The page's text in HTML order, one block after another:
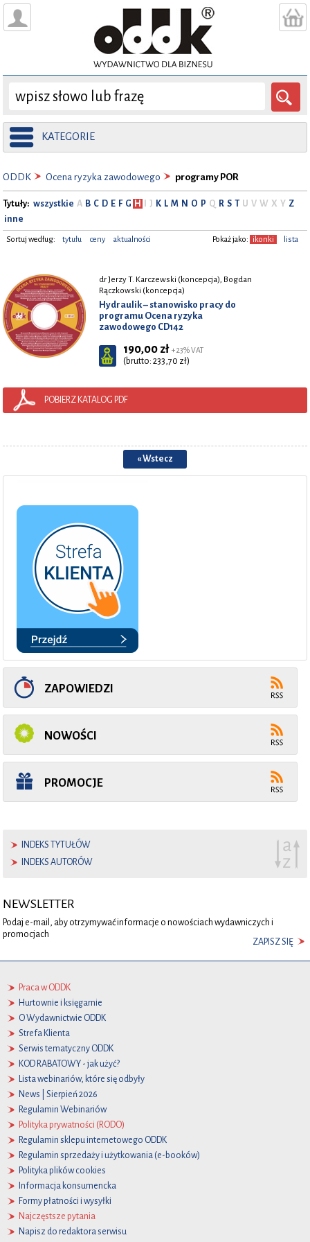
KATEGORIE
ODDK Ocena ryzyka zawodowego programy POR
Tytuły: wszystkie A B C D E F G H J K L M N O P Q R S T U V W X Y Z
inne
Sortuj według: tytułu ceny aktualności Pokaż jako: ikonki lista
dr Jerzy T. Karczewski (koncepcja), Bogdan
Rączkowski (koncepcja)
Hydraulik – stanowisko pracy do
programu Ocena ryzyka
zawodowego CD142
190,00 zł + 23% VAT
(brutto: 233,70 zł)
POBIERZ KATALOG PDF
« Wstecz
ZAPOWIEDZI
NOWOŚCI
PROMOCJE
INDEKS TYTUŁÓW
INDEKS AUTORÓW
NEWSLETTER
Podaj e-mail, aby otrzymywać informacje o nowościach wydawniczych i
promocjach
ZAPISZ SIĘ
Praca w ODDK
Hurtownie i księgarnie
O Wydawnictwie ODDK
Strefa Klienta
Serwis tematyczny ODDK
KOD RABATOWY - jak użyć?
Lista webinariów, które się odbyły
News | Sierpień 2026
Regulamin Webinariów
Polityka prywatności (RODO)
Regulamin sklepu internetowego ODDK
Regulamin sprzedaży i użytkowania (e-booków)
Polityka plików cookies
Informacja konsumencka
Formy płatności i wysyłki
Najczęstsze pytania
Napisz do redaktora serwisu